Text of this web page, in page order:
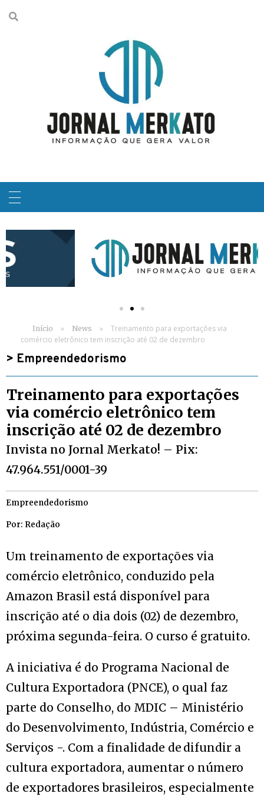
Início » News »
Treinamento para exportações via
comércio eletrônico tem inscrição até 02 de dezembro
> Empreendedorismo
Treinamento para exportações
via comércio eletrônico tem
inscrição até 02 de dezembro
Invista no Jornal Merkato! – Pix:
47.964.551/0001-39
Empreendedorismo
Por: Redação
Um treinamento de exportações via
comércio eletrônico, conduzido pela
Amazon Brasil está disponível para
inscrição até o dia dois (02) de dezembro,
próxima segunda-feira. O curso é gratuito.
A iniciativa é do Programa Nacional de
Cultura Exportadora (PNCE), o qual faz
parte do Conselho, do MDIC – Ministério
do Desenvolvimento, Indústria, Comércio e
Serviços -. Com a finalidade de difundir a
cultura exportadora, aumentar o número
de exportadores brasileiros, especialmente